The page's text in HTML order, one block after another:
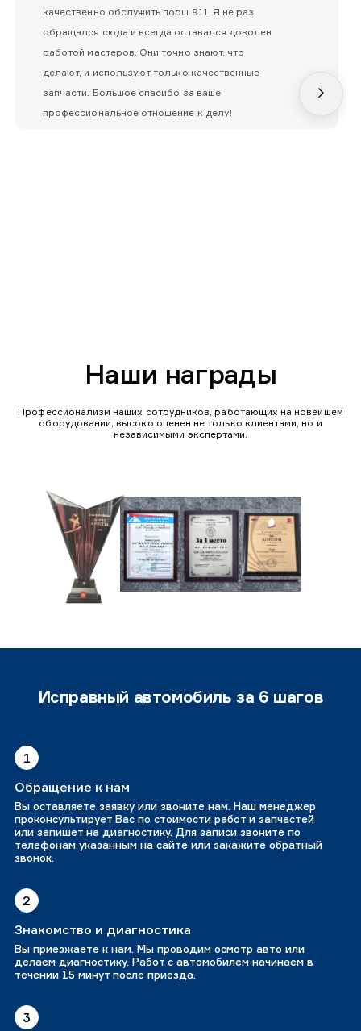
качественно обслужить порш 911. Я не раз
обращался сюда и всегда оставался доволен
работой мастеров. Они точно знают, что
делают, и используют только качественные
запчасти. Большое спасибо за ваше
профессиональное отношение к делу!
Наши награды
Профессионализм наших сотрудников, работающих на новейшем
оборудовании, высоко оценен не только клиентами, но и
независимыми экспертами.
Исправный автомобиль за 6 шагов
1
Обращение к нам
Вы оставляете заявку или звоните нам. Наш менеджер
проконсультирует Вас по стоимости работ и запчастей
или запишет на диагностику. Для записи звоните по
телефонам указанным на сайте или закажите обратный
звонок.
2
Знакомство и диагностика
Вы приезжаете к нам. Мы проводим осмотр авто или
делаем диагностику. Работ с автомобилем начинаем в
течении 15 минут после приезда.
3